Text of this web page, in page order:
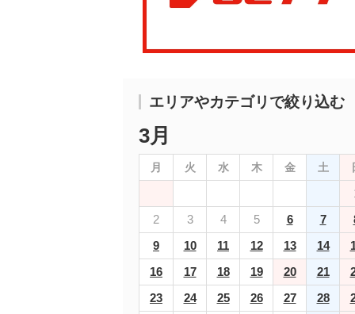
エリアやカテゴリで絞り込む
3月
月 火 水 木 金 土
2
3 4 5 6 7
9
10 11 12 13 14
16
17 18 19 20 21
23
24 25 26 27 28